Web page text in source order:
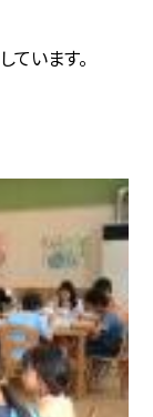
います。